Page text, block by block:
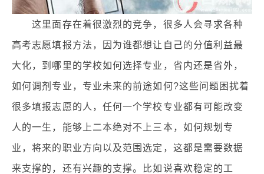
这里面存在着很激烈的竞争，很多人会寻求各种
高考志愿填报方法，因为谁都想让自己的分值利益最
大化，到哪里的学校如何选择专业，省内还是省外，
如何调剂专业，专业未来的前途如何?这些问题困扰着
很多填报志愿的人，任何一个学校专业都有可能改变
人的一生，能够上二本绝对不上三本，如何规划专
业，将来的职业方向以及范围选定，这都是需要数据
来支撑的，还有兴趣的支撑。比如说喜欢稳定的工